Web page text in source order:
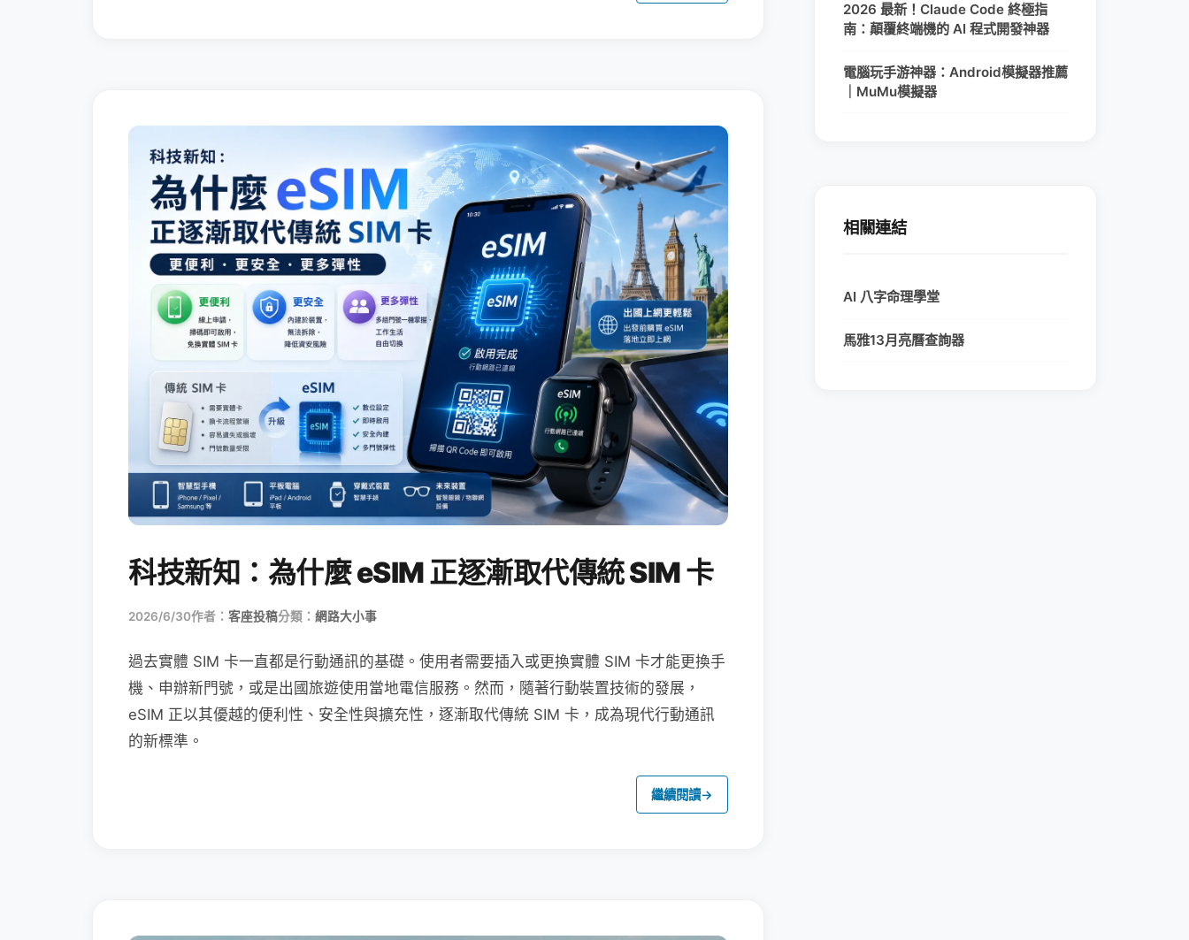
科技新知：為什麼 eSIM 正逐漸取代傳統 SIM 卡
2026/6/30作者： 客座投稿分類： 網路大小事
過去實體 SIM 卡一直都是行動通訊的基礎。使用者需要插入或更換實體 SIM 卡才能更換手
機、申辦新門號，或是出國旅遊使用當地電信服務。然而，隨著行動裝置技術的發展，
eSIM 正以其優越的便利性、安全性與擴充性，逐漸取代傳統 SIM 卡，成為現代行動通訊
的新標準。
繼續閱讀→
2026 最新！Claude Code 終極指
南：顛覆終端機的 AI 程式開發神器
電腦玩手游神器：Android模擬器推薦
｜MuMu模擬器
相關連結
AI 八字命理學堂
馬雅13月亮曆查詢器